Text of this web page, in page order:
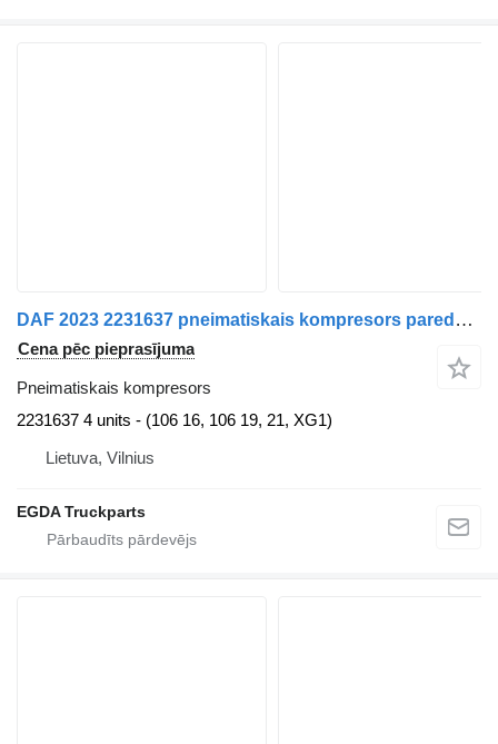
DAF 2023 2231637 pneimatiskais kompresors paredzēts DAF XG 480 FT vilcēja
Cena pēc pieprasījuma
Pneimatiskais kompresors
2231637 4 units - (106 16, 106 19, 21, XG1)
Lietuva, Vilnius
EGDA Truckparts